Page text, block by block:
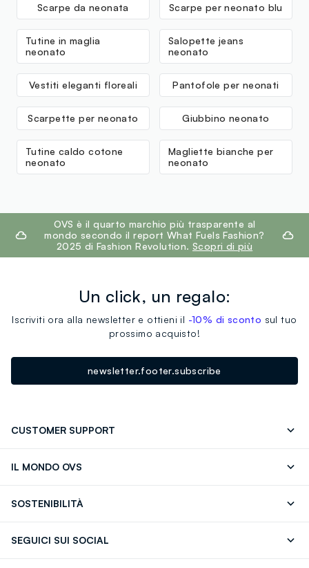
Scarpe da neonata Scarpe per neonato blu
Tutine in maglia
neonato
Salopette jeans
neonato
Vestiti eleganti floreali Pantofole per neonati
Scarpette per neonato Giubbino neonato
Tutine caldo cotone
neonato
Magliette bianche per
neonato
footer.ariatitleOVS è il quarto marchio più trasparente al
mondo secondo il report What Fuels Fashion?
2025 di Fashion Revolution. Scopri di più
Un click, un regalo:
Iscriviti ora alla newsletter e ottieni il -10% di sconto sul tuo
prossimo acquisto!
newsletter.footer.subscribe
CUSTOMER SUPPORT
IL MONDO OVS
Giftcard
SOSTENIBILITÀ
SEGUICI SUI SOCIAL